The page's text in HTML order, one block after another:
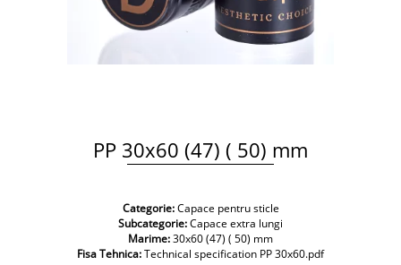
PP 30x60 (47) ( 50) mm
Categorie:Capace pentru sticle
Subcategorie:Capace extra lungi
Marime:30x60 (47) ( 50) mm
Fisa Tehnica:Technical specification PP 30x60.pdf